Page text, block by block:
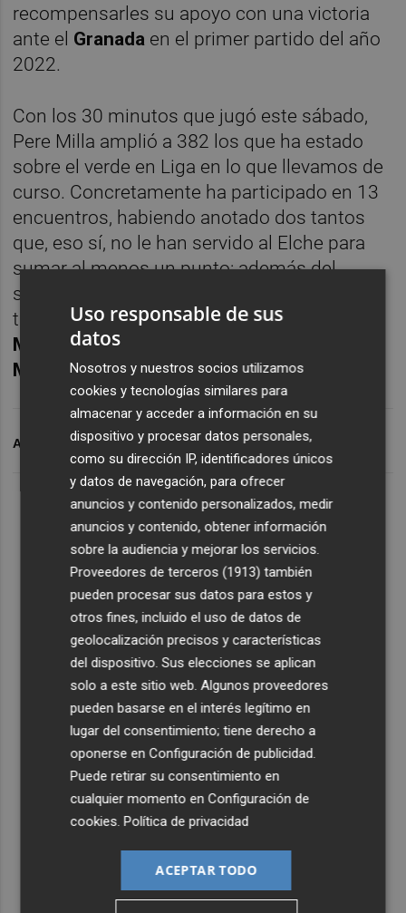
recompensarles su apoyo con una victoria
ante el Granada en el primer partido del año
2022.
Con los 30 minutos que jugó este sábado,
Pere Milla amplió a 382 los que ha estado
sobre el verde en Liga en lo que llevamos de
curso. Concretamente ha participado en 13
encuentros, habiendo anotado dos tantos
que, eso sí, no le han servido al Elche para
sumar al menos un punto: además del
segundo gol de este sábado, fue el autor del
tanto franjiverde en el 1-2 ante el
Madridde la duodécima jornada, en el
Martínez Valero.
ARCHIVADO EN PERE MILLA ELCHE CF FC BARCELONA
Uso responsable de sus
datos
Nosotros y nuestros socios utilizamos
cookies y tecnologías similares para
almacenar y acceder a información en su
dispositivo y procesar datos personales,
como su dirección IP, identificadores únicos
y datos de navegación, para ofrecer
anuncios y contenido personalizados, medir
anuncios y contenido, obtener información
sobre la audiencia y mejorar los servicios.
Proveedores de terceros (1913) también
pueden procesar sus datos para estos y
otros fines, incluido el uso de datos de
geolocalización precisos y características
del dispositivo. Sus elecciones se aplican
solo a este sitio web. Algunos proveedores
pueden basarse en el interés legítimo en
lugar del consentimiento; tiene derecho a
oponerse enConfiguración de publicidad.
Puede retirar su consentimiento en
cualquier momento enConfiguración de
cookies.Política de privacidad
ACEPTAR TODO